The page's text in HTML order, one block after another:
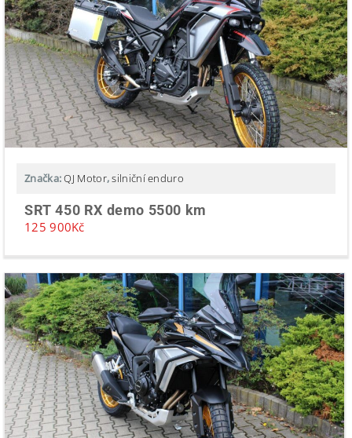
Značka:QJ Motor,silniční enduro
SRT 450 RX demo 5500 km
125 900Kč